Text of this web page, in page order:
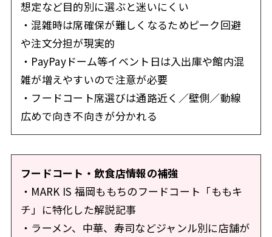
想定など目的別に選ぶと迷いにくい
・混雑時は席確保が難しくなるためピーク回避
や注文分担が現実的
・PayPayドーム等イベント日は入出庫や館内混
雑が増えやすいので注意が必要
・フードコート席選びは通路近く／壁側／動線
広めで向き不向きが分かれる
フードコート・飲食店情報の補強
・MARK IS 福岡ももちのフードコート「ももキ
チ」に特化した解説記事
・ラーメン、中華、寿司などジャンル別に店舗が